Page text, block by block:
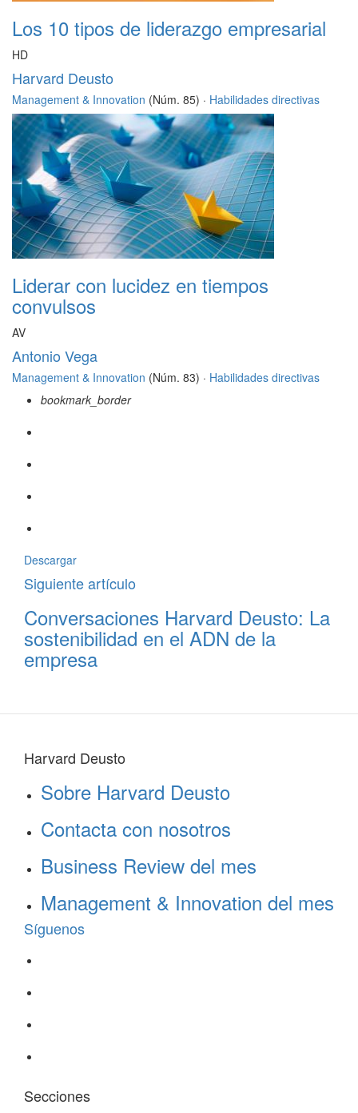
Los 10 tipos de liderazgo empresarial
HD
Harvard Deusto
Management & Innovation (Núm. 85) · Habilidades directivas
Liderar con lucidez en tiempos
convulsos
AV
Antonio Vega
Management & Innovation (Núm. 83) · Habilidades directivas
bookmark_border
Descargar
Siguiente artículo
Conversaciones Harvard Deusto: La
sostenibilidad en el ADN de la
empresa
Harvard Deusto
Sobre Harvard Deusto
Contacta con nosotros
Business Review del mes
Management & Innovation del mes
Síguenos
Secciones